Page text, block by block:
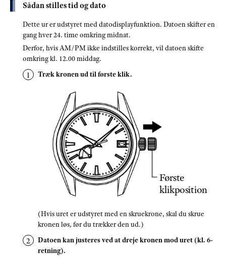
Sådan stilles tid og dato
Dette ur er udstyret med datodisplayfunktion. Datoen skifter en
gang hver 24. time omkring midnat.
Derfor, hvis AM/PM ikke indstilles korrekt, vil datoen skifte
omkring kl. 12.00 middag.
Træk kronen ud til første klik.
Første
klikposition
(Hvis uret er udstyret med en skruekrone, skal du skrue
kronen løs, før du trækker den ud.)
Datoen kan justeres ved at dreje kronen mod uret (kl. 6-
retning).